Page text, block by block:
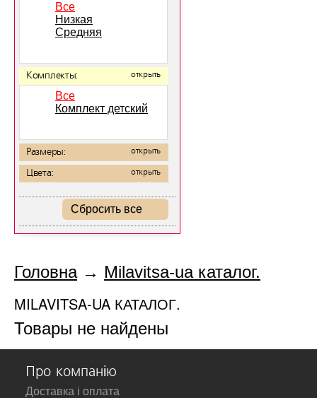
Все
Низкая
Средняя
Комплекты: открыть
Все
Комплект детский
Размеры: открыть
Цвета: открыть
Сбросить все
Головна→ Milavitsa-ua каталог.
MILAVITSA-UA КАТАЛОГ.
Товары не найдены
Про компанію
Доставка і оплата